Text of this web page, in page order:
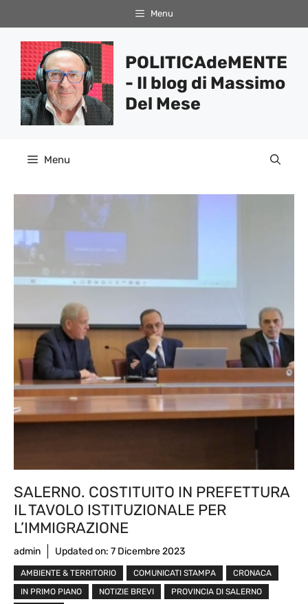
al
contenuto
Menu
POLITICAdeMENTE
- Il blog di Massimo
Del Mese
Menu
SALERNO. COSTITUITO IN PREFETTURA
IL TAVOLO ISTITUZIONALE PER
L’IMMIGRAZIONE
admin Updated on: 7 Dicembre 2023
AMBIENTE & TERRITORIO COMUNICATI STAMPA
CRONACA
IN PRIMO PIANO
NOTIZIE BREVI
PROVINCIA DI SALERNO